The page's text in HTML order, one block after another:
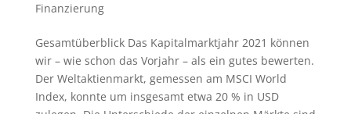
Finanzierung
Gesamtüberblick Das Kapitalmarktjahr 2021 können
wir – wie schon das Vorjahr – als ein gutes bewerten.
Der Weltaktienmarkt, gemessen am MSCI World
Index, konnte um insgesamt etwa 20 % in USD